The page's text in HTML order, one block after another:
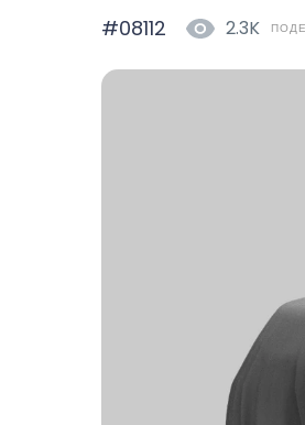
#08112 2.3K